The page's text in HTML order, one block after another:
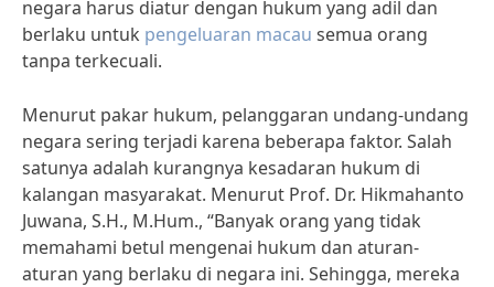
negara harus diatur dengan hukum yang adil dan
berlaku untuk pengeluaran macau semua orang
tanpa terkecuali.
Menurut pakar hukum, pelanggaran undang-undang
negara sering terjadi karena beberapa faktor. Salah
satunya adalah kurangnya kesadaran hukum di
kalangan masyarakat. Menurut Prof. Dr. Hikmahanto
Juwana, S.H., M.Hum., “Banyak orang yang tidak
memahami betul mengenai hukum dan aturan-
aturan yang berlaku di negara ini. Sehingga, mereka